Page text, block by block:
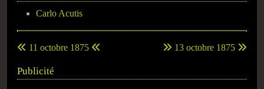
Carlo Acutis
11 octobre 1875 13 octobre 1875
Publicité